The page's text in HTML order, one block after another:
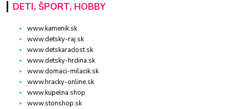
DETI, ŠPORT, HOBBY
www.kamenik.sk
www.detsky-raj.sk
www.detskaradost.sk
www.detsky-hrdina.sk
www.domaci-milacik.sk
www.hracky-online.sk
www.kupelna.shop
www.stonshop.sk